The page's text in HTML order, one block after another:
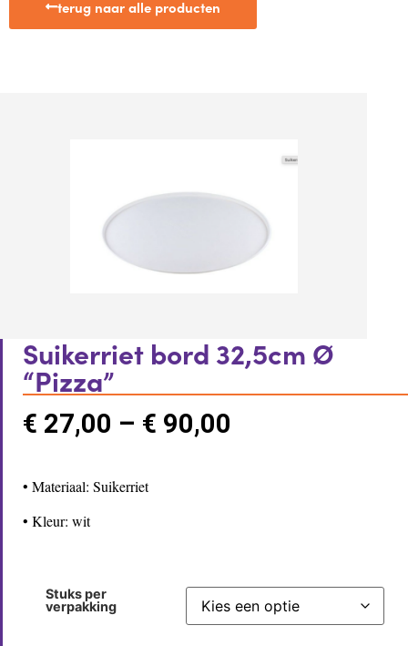
terug naar alle producten
Suikerriet bord 32,5cm Ø
“Pizza”
€ 27,00 – € 90,00
• Materiaal: Suikerriet
• Kleur: wit
Stuks per
verpakking